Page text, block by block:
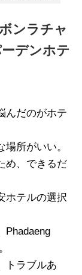
ンラチャ
デンホテ
んだのがホテ
所がいい。
め、できるだ
ホテルの選択
Phadaeng
トラブルあ